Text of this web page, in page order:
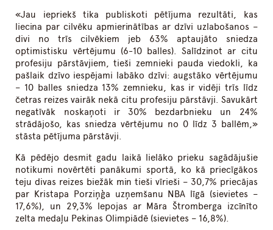
«Jau iepriekš tika publiskoti pētījuma rezultāti, kas
liecina par cilvēku apmierinātības ar dzīvi uzlabošanos –
divi no trīs cilvēkiem jeb 63% aptaujāto sniedza
optimistisku vērtējumu (6-10 balles). Salīdzinot ar citu
profesiju pārstāvjiem, tieši zemnieki pauda viedokli, ka
pašlaik dzīvo iespējami labāko dzīvi: augstāko vērtējumu
– 10 balles sniedza 13% zemnieku, kas ir vidēji trīs līdz
četras reizes vairāk nekā citu profesiju pārstāvji. Savukārt
negatīvāk noskaņoti ir 30% bezdarbnieku un 24%
strādājošo, kas sniedza vērtējumu no 0 līdz 3 ballēm,»
stāsta pētījuma pārstāvji.
Kā pēdējo desmit gadu laikā lielāko prieku sagādājušie
notikumi novērtēti panākumi sportā, ko kā priecīgākos
teju divas reizes biežāk min tieši vīrieši – 30,7% priecājas
par Kristapa Porziņģa uzņemšanu NBA līgā (sievietes –
17,6%), un 29,3% lepojas ar Māra Štromberga izcīnīto
zelta medaļu Pekinas Olimpiādē (sievietes – 16,8%).